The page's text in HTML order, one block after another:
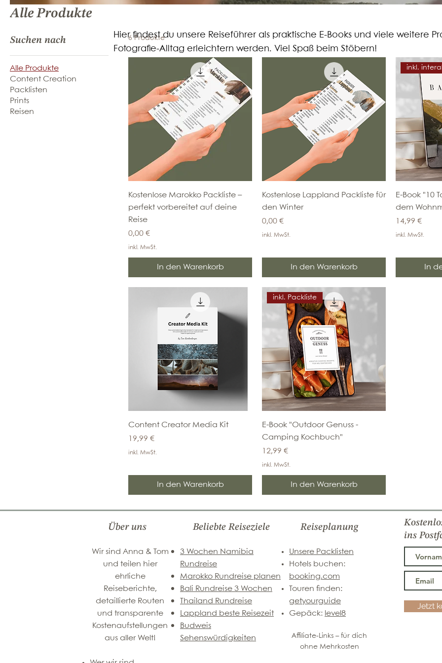
Alle Produkte
Suchen nach
Alle Produkte
Content Creation
Packlisten
Prints
Reisen
6 Produkte
Kostenlose Marokko Packliste –
perfekt vorbereitet auf deine
Reise
Preis
0,00 €
inkl. MwSt.
In den Warenkorb
Kostenlose Lappland Packliste für
den Winter
Preis
0,00 €
inkl. MwSt.
In den Warenkorb
inkl.
E-Book "10
dem
Preis
14,99 €
inkl. MwSt.
In
Content Creator Media Kit
Preis
19,99 €
inkl. MwSt.
In den Warenkorb
inkl. Packliste
E-Book "Outdoor Genuss -
Camping Kochbuch"
Preis
12,99 €
inkl. MwSt.
In den Warenkorb
Hier findest du unsere Reiseführer als praktische E-Books und viele weitere
Fotografie-Alltag erleichtern werden. Viel Spaß beim Stöbern!
Über uns
Wir sind Anna & Tom
und teilen hier
ehrliche
Reiseberichte,
detaillierte Routen
und transparente
Kostenaufstellungen
aus aller Welt!
Beliebte Reiseziele Reiseplanung
3 Wochen Namibia
Rundreise
Marokko Rundreise planen
Bali Rundreise 3 Wochen
Thailand Rundreise
Lappland beste Reisezeit
Budweis
Sehenswürdigkeiten
Unsere Packlisten
Hotels buchen:
booking.com
Touren finden:
getyourguide
Gepäck: level8
Affiliate-Links – für dich
ohne Mehrkosten
ins
Jetzt